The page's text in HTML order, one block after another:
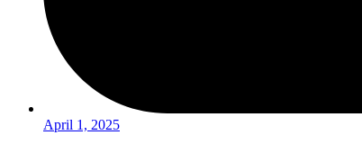
April 1, 2025